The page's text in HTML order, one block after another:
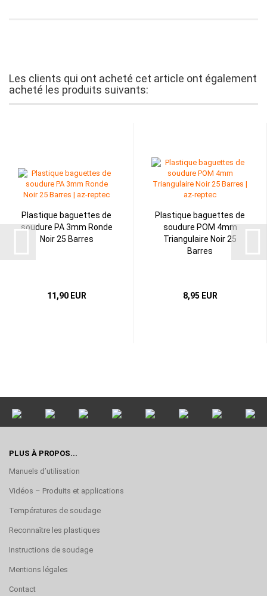
Les clients qui ont acheté cet article ont également
acheté les produits suivants:
Plastique baguettes de
soudure PA 3mm Ronde
Noir 25 Barres
11,90 EUR
Plastique baguettes de
soudure POM 4mm
Triangulaire Noir 25
Barres
8,95 EUR
PLUS À PROPOS...
Manuels d’utilisation
Vidéos – Produits et applications
Températures de soudage
Reconnaître les plastiques
Instructions de soudage
Mentions légales
Contact